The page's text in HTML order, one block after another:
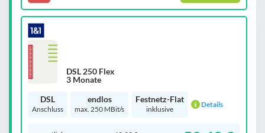
DSL 250 Flex
3 Monate
DSL
Anschluss
endlos
max. 250 MBit/s
Festnetz-Flat
inklusive
Details